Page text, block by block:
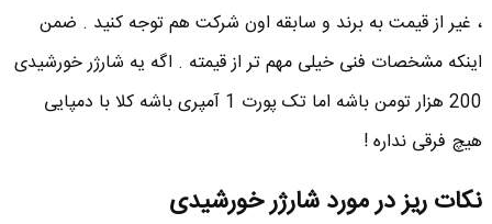
، غیر از قیمت به برند و سابقه اون شرکت هم توجه کنید . ضمن
اینکه مشخصات فنی خیلی مهم تر از قیمته . اگه یه شارژر خورشیدی
200 هزار تومن باشه اما تک پورت 1 آمپری باشه کلا با دمپایی
هیچ فرقی نداره !
نکات ریز در مورد شارژر خورشیدی